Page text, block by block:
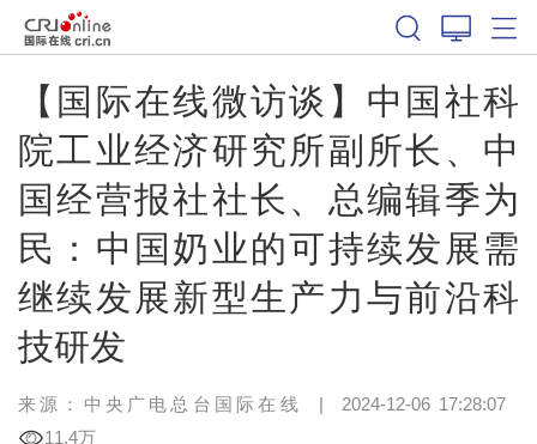
【国际在线微访谈】中国社科
院工业经济研究所副所长、中
国经营报社社长、总编辑季为
民：中国奶业的可持续发展需
继续发展新型生产力与前沿科
技研发
来源：中央广电总台国际在线 | 2024-12-06 17:28:07
11.4万